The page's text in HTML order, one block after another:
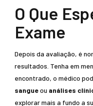
O Que
Exame
Depois da avaliação, é
resultados. Tenha em
encontrado, o médico
sangueou análises
explorar mais a fundo a